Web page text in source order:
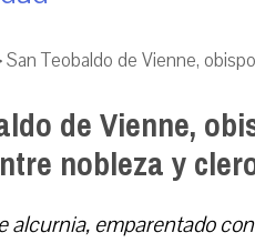
San Teobaldo de Vienne,
de Vienne,
nobleza y
alcurnia, emparentado